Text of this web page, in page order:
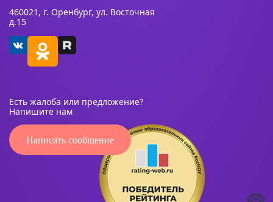
460021, г. Оренбург, ул. Восточная
д.15
Есть жалоба или предложение?
Напишите нам
Написать сообщение